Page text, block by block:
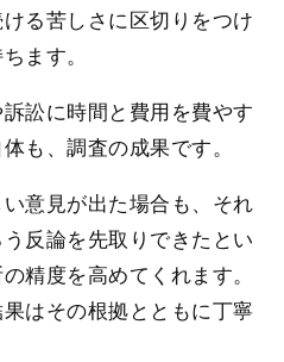
る苦しさに区切りをつけ
ます。
訟に時間と費用を費やす
も、調査の成果です。
意見が出た場合も、それ
反論を先取りできたとい
精度を高めてくれます。
はその根拠とともに丁寧